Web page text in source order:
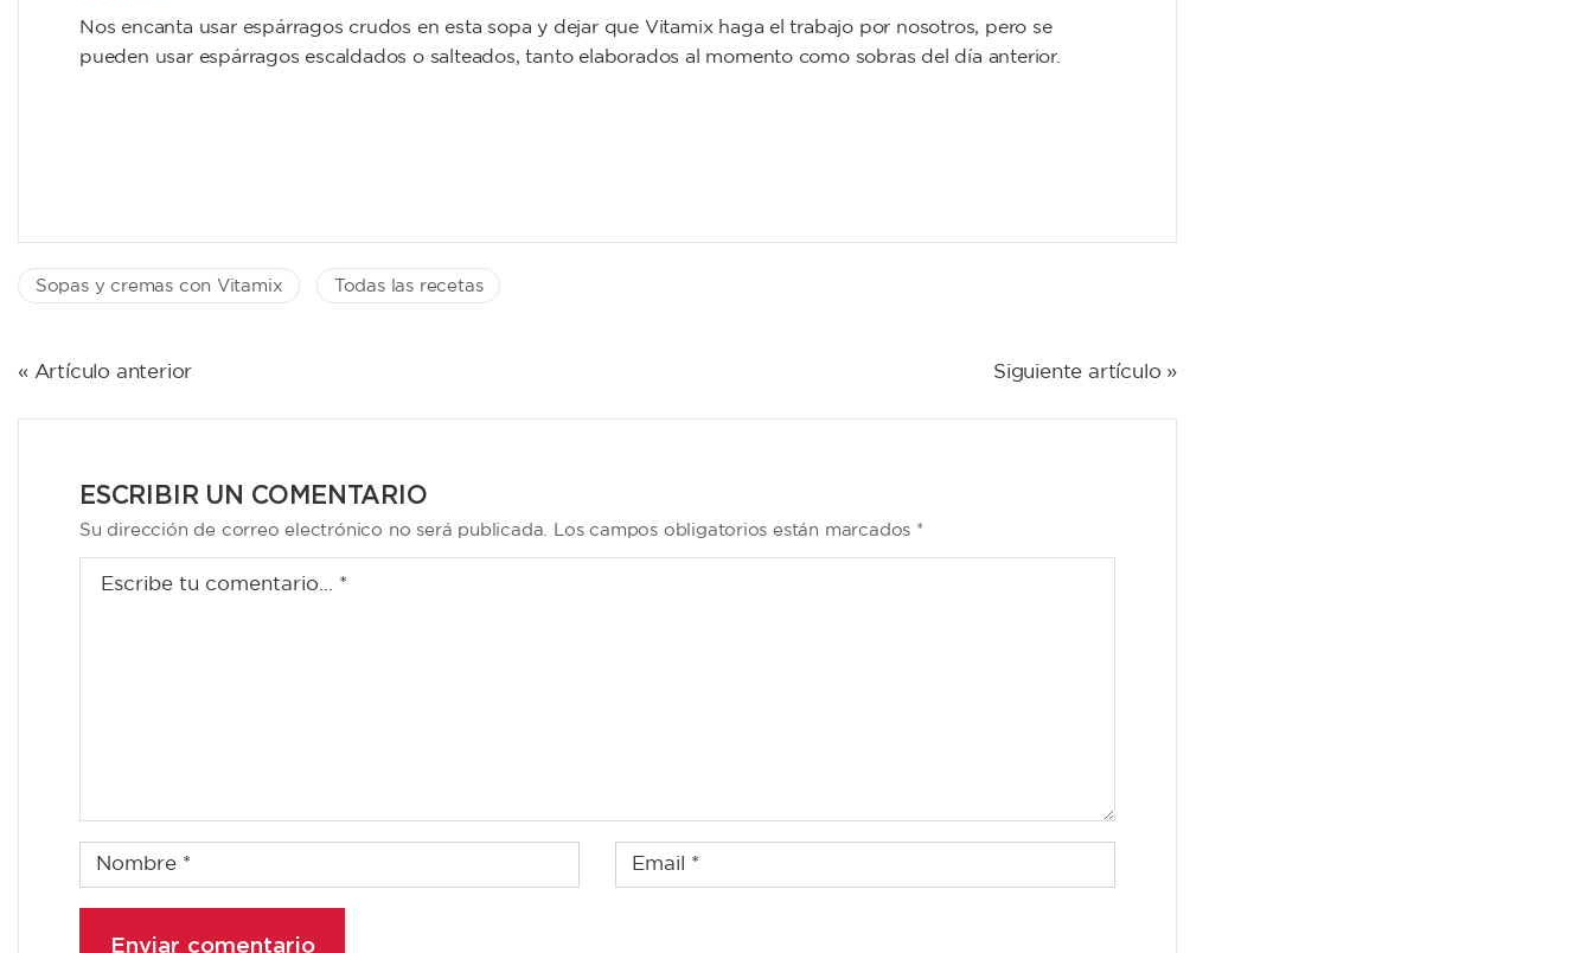
Nos encanta usar espárragos crudos en esta sopa y dejar que Vitamix haga el trabajo por nosotros, pero se
pueden usar espárragos escaldados o salteados, tanto elaborados al momento como sobras del día anterior.
Sopas y cremas con Vitamix Todas las recetas
NAVEGACIÓN
« Artículo anterior Siguiente artículo »
ESCRIBIR UN COMENTARIO
Su dirección de correo electrónico no será publicada. Los campos obligatorios están marcados *